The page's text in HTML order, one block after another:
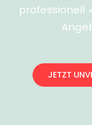
professionell
JETZT